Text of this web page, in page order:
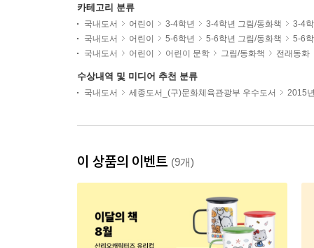
카테고리 분류
국내도서 어린이 3-4학년 3-4학년 그림/동화책
3-4
국내도서
어린이 5-6학년 5-6학년 그림/동화책
5-6
국내도서
어린이 어린이 문학 그림/동화책 전래동화
수상내역 및 미디어 추천 분류
국내도서 세종도서_(구)문화체육관광부 우수도서 2015
이 상품의 이벤트 (9개)